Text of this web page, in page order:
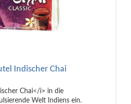
Indischer Chai
Chai</i> in die
Welt Indiens ein.